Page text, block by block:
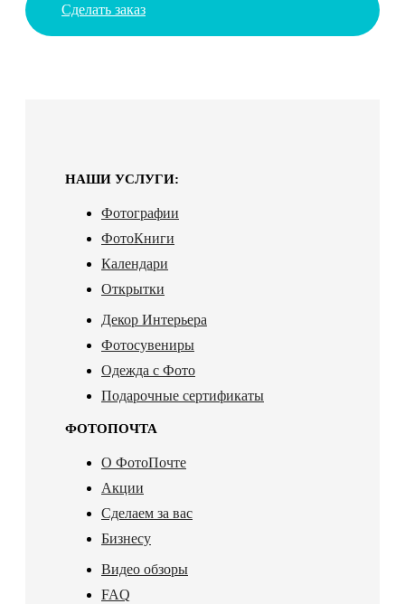
Сделать заказ
НАШИ УСЛУГИ:
Фотографии
ФотоКниги
Календари
Открытки
Декор Интерьера
Фотосувениры
Одежда с Фото
Подарочные сертификаты
ФОТОПОЧТА
О ФотоПочте
Акции
Сделаем за вас
Бизнесу
Видео обзоры
FAQ